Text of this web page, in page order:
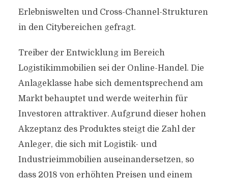
Erlebniswelten und Cross-Channel-Strukturen
in den Citybereichen gefragt.
Treiber der Entwicklung im Bereich
Logistikimmobilien sei der Online-Handel. Die
Anlageklasse habe sich dementsprechend am
Markt behauptet und werde weiterhin für
Investoren attraktiver. Aufgrund dieser hohen
Akzeptanz des Produktes steigt die Zahl der
Anleger, die sich mit Logistik- und
Industrieimmobilien auseinandersetzen, so
dass 2018 von erhöhten Preisen und einem